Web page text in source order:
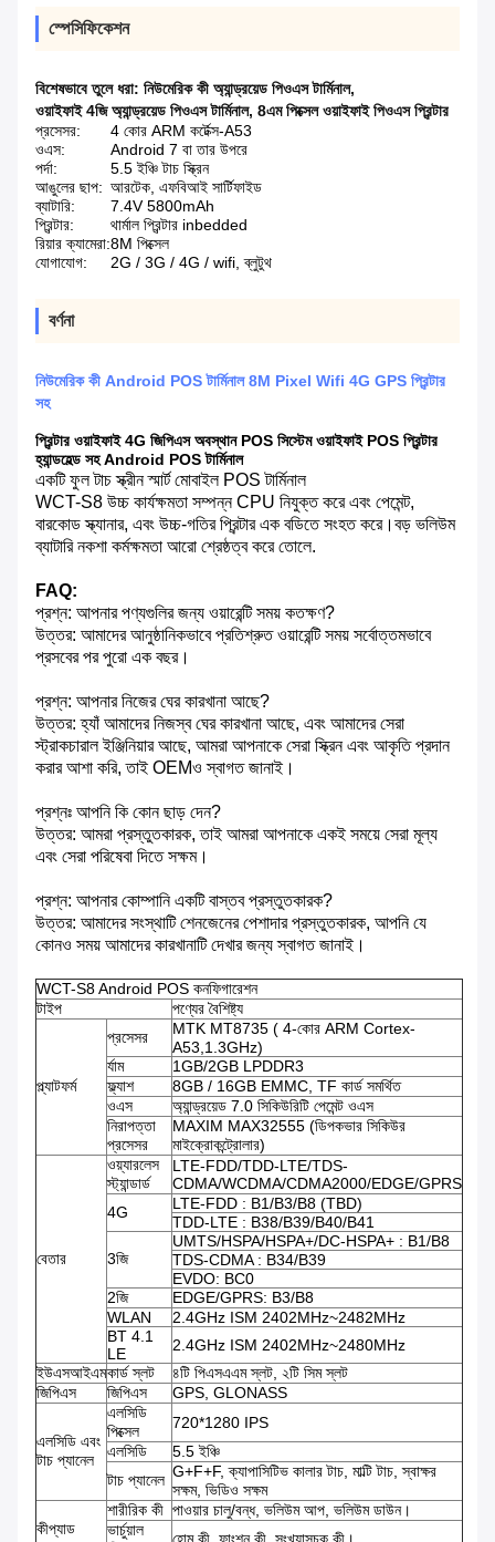
স্পেসিফিকেশন
বিশেষভাবে তুলে ধরা: নিউমেরিক কী অ্যান্ড্রয়েড পিওএস টার্মিনাল,
ওয়াইফাই 4জি অ্যান্ড্রয়েড পিওএস টার্মিনাল, 8এম পিক্সেল ওয়াইফাই পিওএস প্রিন্টার
প্রসেসর:
4 কোর ARM কর্টেক্স-A53
ওএস:
Android 7 বা তার উপরে
পর্দা:
5.5 ইঞ্চি টাচ স্ক্রিন
আঙুলের ছাপ: আরটেক, এফবিআই সার্টিফাইড
ব্যাটারি:
7.4V 5800mAh
প্রিন্টার:
থার্মাল প্রিন্টার inbedded
রিয়ার ক্যামেরা:8M পিক্সেল
যোগাযোগ:
2G / 3G / 4G / wifi, ব্লুটুথ
বর্ণনা
নিউমেরিক কী Android POS টার্মিনাল 8M Pixel Wifi 4G GPS প্রিন্টার
সহ
প্রিন্টার ওয়াইফাই 4G জিপিএস অবস্থান POS সিস্টেম ওয়াইফাই POS প্রিন্টার
হ্যান্ডহেল্ড সহ Android POS টার্মিনাল
একটি ফুল টাচ স্ক্রীন স্মার্ট মোবাইল POS টার্মিনাল
WCT-S8 উচ্চ কার্যক্ষমতা সম্পন্ন CPU নিযুক্ত করে এবং পেমেন্ট,
বারকোড স্ক্যানার, এবং উচ্চ-গতির প্রিন্টার এক বডিতে সংহত করে।বড় ভলিউম
ব্যাটারি নকশা কর্মক্ষমতা আরো শ্রেষ্ঠত্ব করে তোলে.
FAQ:
প্রশ্ন: আপনার পণ্যগুলির জন্য ওয়ারেন্টি সময় কতক্ষণ?
উত্তর: আমাদের আনুষ্ঠানিকভাবে প্রতিশ্রুত ওয়ারেন্টি সময় সর্বোত্তমভাবে
প্রসবের পর পুরো এক বছর।
প্রশ্ন: আপনার নিজের ঘের কারখানা আছে?
উত্তর: হ্যাঁ আমাদের নিজস্ব ঘের কারখানা আছে, এবং আমাদের সেরা
স্ট্রাকচারাল ইঞ্জিনিয়ার আছে, আমরা আপনাকে সেরা স্ক্রিন এবং আকৃতি প্রদান
করার আশা করি, তাই OEMও স্বাগত জানাই।
প্রশ্নঃ আপনি কি কোন ছাড় দেন?
উত্তর: আমরা প্রস্তুতকারক, তাই আমরা আপনাকে একই সময়ে সেরা মূল্য
এবং সেরা পরিষেবা দিতে সক্ষম।
প্রশ্ন: আপনার কোম্পানি একটি বাস্তব প্রস্তুতকারক?
উত্তর: আমাদের সংস্থাটি শেনজেনের পেশাদার প্রস্তুতকারক, আপনি যে
কোনও সময় আমাদের কারখানাটি দেখার জন্য স্বাগত জানাই।
WCT-S8 Android POS কনফিগারেশন
টাইপ
পণ্যের বৈশিষ্ট্য
প্ল্যাটফর্ম
প্রসেসর
MTK MT8735 ( 4-কোর ARM Cortex-
A53,1.3GHz)
র্যাম
1GB/2GB LPDDR3
ফ্ল্যাশ
8GB / 16GB EMMC, TF কার্ড সমর্থিত
ওএস
অ্যান্ড্রয়েড 7.0 সিকিউরিটি পেমেন্ট ওএস
নিরাপত্তা
প্রসেসর
MAXIM MAX32555 (ডিপকভার সিকিউর
মাইক্রোকন্ট্রোলার)
বেতার
ওয়্যারলেস
স্ট্যান্ডার্ড
LTE-FDD/TDD-LTE/TDS-
CDMA/WCDMA/CDMA2000/EDGE/GPRS
4G
LTE-FDD : B1/B3/B8 (TBD)
TDD-LTE : B38/B39/B40/B41
3জি
UMTS/HSPA/HSPA+/DC-HSPA+ : B1/B8
TDS-CDMA : B34/B39
EVDO: BC0
2জি
EDGE/GPRS: B3/B8
WLAN
2.4GHz ISM 2402MHz~2482MHz
BT 4.1
LE
2.4GHz ISM 2402MHz~2480MHz
ইউএসআইএমকার্ড স্লট
৪টি পিএসএএম স্লট, ২টি সিম স্লট
জিপিএস
জিপিএস GPS, GLONASS
এলসিডি এবং
টাচ প্যানেল
এলসিডি
পিক্সেল
720*1280 IPS
এলসিডি
5.5 ইঞ্চি
টাচ প্যানেল G+F+F, ক্যাপাসিটিভ কালার টাচ, মাল্টি টাচ, স্বাক্ষর
সক্ষম, ভিডিও সক্ষম
কীপ্যাড
শারীরিক কী পাওয়ার চালু/বন্ধ, ভলিউম আপ, ভলিউম ডাউন।
ভার্চুয়াল